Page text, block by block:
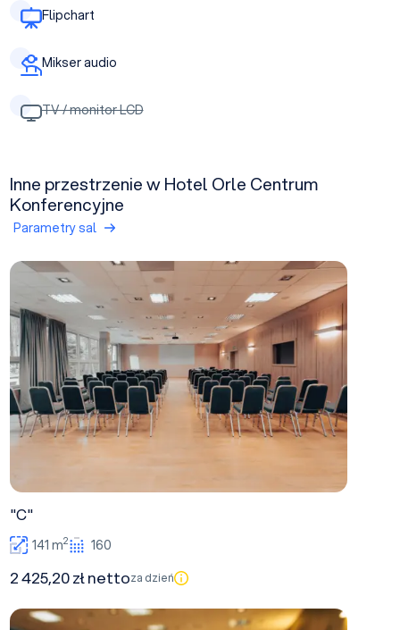
Flipchart
Mikser audio
TV / monitor LCD
Inne przestrzenie w Hotel Orle Centrum
Konferencyjne
Parametry sal
"C"
"C"
141 m2 160
2 425,20 zł nettoza dzień